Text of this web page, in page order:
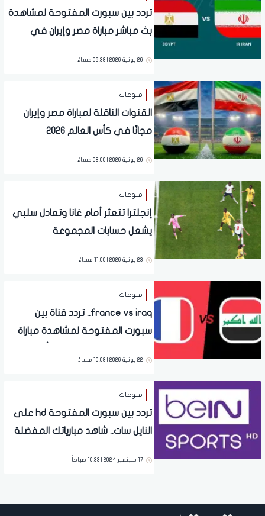
تردد بين سبورت المفتوحة لمشاهدة
بث مباشر مباراة مصر وإيران في
26 يونية 2026 | 09:38 مساءً
منوعات
القنوات الناقلة لمباراة مصر وإيران
مجانًا في كأس العالم 2026
26 يونية 2026 | 08:00 مساءً
منوعات
إنجلترا تتعثر أمام غانا وتعادل سلبي
يشعل حسابات المجموعة
23 يونية 2026 | 11:00 مساءً
منوعات
france vs iraq.. تردد قناة بين
سبورت المفتوحة لمشاهدة مباراة
2026
22 يونية 2026 | 10:08 مساءً
منوعات
تردد بين سبورت المفتوحة hd على
النايل سات.. شاهد مبارياتك المفضلة
17 سبتمبر 2024 | 10:33 صباحاً